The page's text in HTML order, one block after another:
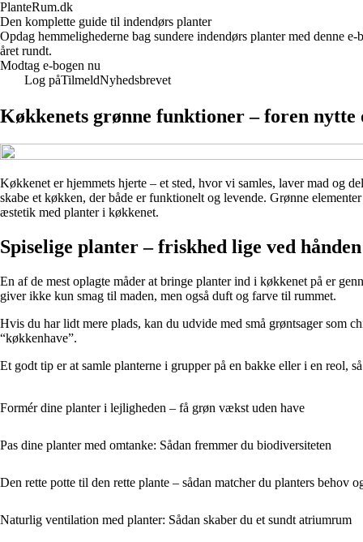
PlanteRum.dk
Den komplette guide til indendørs planter
Opdag hemmelighederne bag sundere indendørs planter med denne
året rundt.
Modtag e-bogen nu
Log påTilmeldNyhedsbrevet
Køkkenets grønne funktioner – foren
Køkkenet er hjemmets hjerte – et sted, hvor vi samles, laver mad og
skabe et køkken, der både er funktionelt og levende. Grønne
æstetik med planter i køkkenet.
Spiselige planter – friskhed lige ved hånden
En af de mest oplagte måder at bringe planter ind i køkkenet på er
giver ikke kun smag til maden, men også duft og farve til rummet.
Hvis du har lidt mere plads, kan du udvide med små grøntsager som
“køkkenhave”.
Et godt tip er at samle planterne i grupper på en bakke eller i en reol,
Formér dine planter i lejligheden – få grøn vækst uden have
Pas dine planter med omtanke: Sådan fremmer du biodiversiteten
Den rette potte til den rette plante – sådan matcher du planters behov
Naturlig ventilation med planter: Sådan skaber du et sundt atriumrum